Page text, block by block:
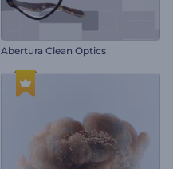
Abertura Clean Optics